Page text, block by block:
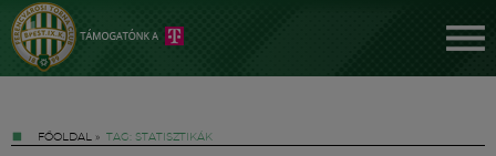
FŐOLDAL » TAG: STATISZTIKÁK